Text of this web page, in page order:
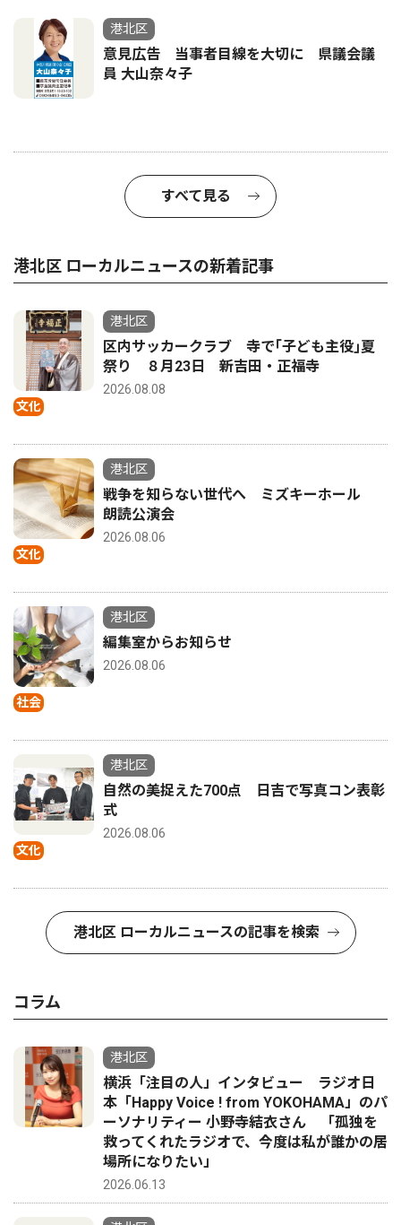
港北区
意見広告 当事者目線を大切に 県議会議
員 大山奈々子
すべて見る
港北区 ローカルニュースの新着記事
文化
港北区
区内サッカークラブ 寺で｢子ども主役｣夏
祭り ８月23日 新吉田・正福寺
2026.08.08
文化
港北区
戦争を知らない世代へ ミズキーホール
朗読公演会
2026.08.06
社会
港北区
編集室からお知らせ
2026.08.06
文化
港北区
自然の美捉えた700点 日吉で写真コン表彰
式
2026.08.06
港北区 ローカルニュースの記事を検索
コラム
港北区
横浜「注目の人」インタビュー ラジオ日
本「Happy Voice ! from YOKOHAMA」のパ
ーソナリティー 小野寺結衣さん 「孤独を
救ってくれたラジオで、今度は私が誰かの居
場所になりたい」
2026.06.13